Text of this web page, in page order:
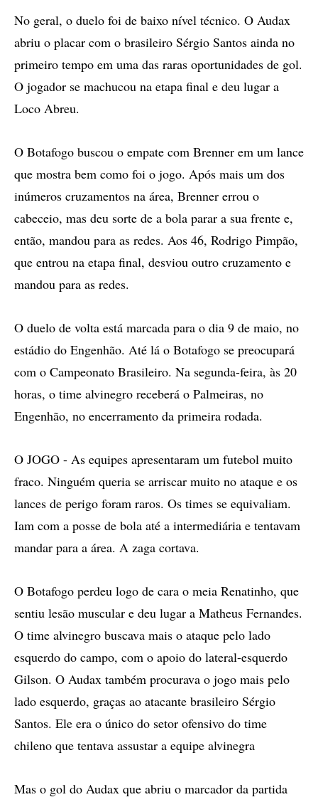
No geral, o duelo foi de baixo nível técnico. O Audax
abriu o placar com o brasileiro Sérgio Santos ainda no
primeiro tempo em uma das raras oportunidades de gol.
O jogador se machucou na etapa final e deu lugar a
Loco Abreu.
O Botafogo buscou o empate com Brenner em um lance
que mostra bem como foi o jogo. Após mais um dos
inúmeros cruzamentos na área, Brenner errou o
cabeceio, mas deu sorte de a bola parar a sua frente e,
então, mandou para as redes. Aos 46, Rodrigo Pimpão,
que entrou na etapa final, desviou outro cruzamento e
mandou para as redes.
O duelo de volta está marcada para o dia 9 de maio, no
estádio do Engenhão. Até lá o Botafogo se preocupará
com o Campeonato Brasileiro. Na segunda-feira, às 20
horas, o time alvinegro receberá o Palmeiras, no
Engenhão, no encerramento da primeira rodada.
O JOGO - As equipes apresentaram um futebol muito
fraco. Ninguém queria se arriscar muito no ataque e os
lances de perigo foram raros. Os times se equivaliam.
Iam com a posse de bola até a intermediária e tentavam
mandar para a área. A zaga cortava.
O Botafogo perdeu logo de cara o meia Renatinho, que
sentiu lesão muscular e deu lugar a Matheus Fernandes.
O time alvinegro buscava mais o ataque pelo lado
esquerdo do campo, com o apoio do lateral-esquerdo
Gilson. O Audax também procurava o jogo mais pelo
lado esquerdo, graças ao atacante brasileiro Sérgio
Santos. Ele era o único do setor ofensivo do time
chileno que tentava assustar a equipe alvinegra
Mas o gol do Audax que abriu o marcador da partida